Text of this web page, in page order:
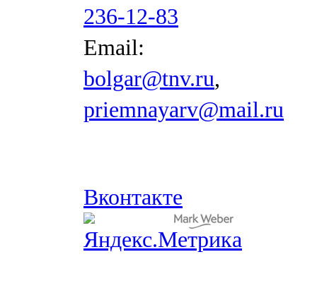
236-12-83
Email:
bolgar@tnv.ru,
priemnayarv@mail.ru
Вконтакте